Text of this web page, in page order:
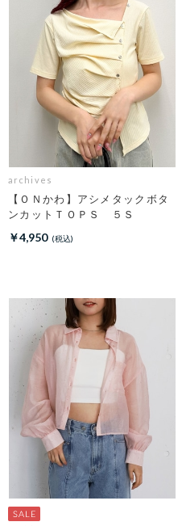
archives
【ＯＮかわ】アシメタックボタ
ンカットＴＯＰＳ ５Ｓ
￥4,950